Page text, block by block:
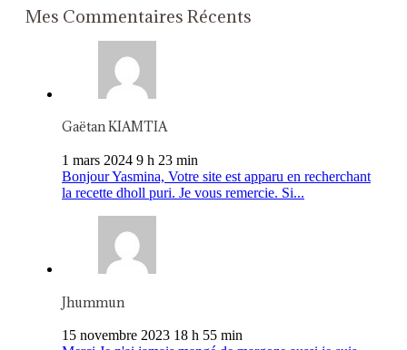
Mes Commentaires Récents
Gaëtan KIAMTIA
1 mars 2024 9 h 23 min
Bonjour Yasmina, Votre site est apparu en recherchant
la recette dholl puri. Je vous remercie. Si...
Jhummun
15 novembre 2023 18 h 55 min